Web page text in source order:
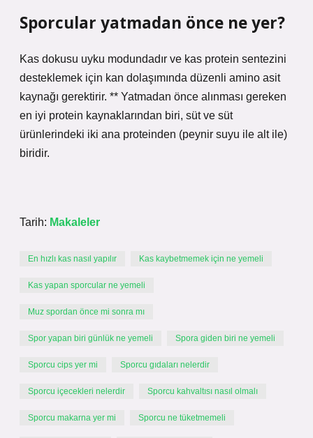
Sporcular yatmadan önce ne yer?
Kas dokusu uyku modundadır ve kas protein sentezini
desteklemek için kan dolaşımında düzenli amino asit
kaynağı gerektirir. ** Yatmadan önce alınması gereken
en iyi protein kaynaklarından biri, süt ve süt
ürünlerindeki iki ana proteinden (peynir suyu ile alt ile)
biridir.
Tarih: Makaleler
En hızlı kas nasıl yapılır Kas kaybetmemek için ne yemeli
Kas yapan sporcular ne yemeli
Muz spordan önce mi sonra mı
Spor yapan biri günlük ne yemeli Spora giden biri ne yemeli
Sporcu cips yer mi Sporcu gıdaları nelerdir
Sporcu içecekleri nelerdir Sporcu kahvaltısı nasıl olmalı
Sporcu makarna yer mi Sporcu ne tüketmemeli